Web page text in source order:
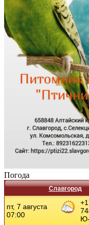
Погода
Славгород